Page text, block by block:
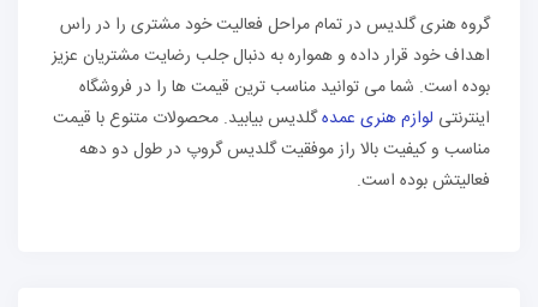
گروه هنری گلدیس در تمام مراحل فعالیت خود مشتری را در راس
اهداف خود قرار داده و همواره به دنبال جلب رضایت مشتریان عزیز
بوده است. شما می توانید مناسب ترین قیمت ها را در فروشگاه
اینترنتی لوازم هنری عمدهگلدیس بیابید. محصولات متنوع با قیمت
مناسب و کیفیت بالا راز موفقیت گلدیس گروپ در طول دو دهه
فعالیتش بوده است.